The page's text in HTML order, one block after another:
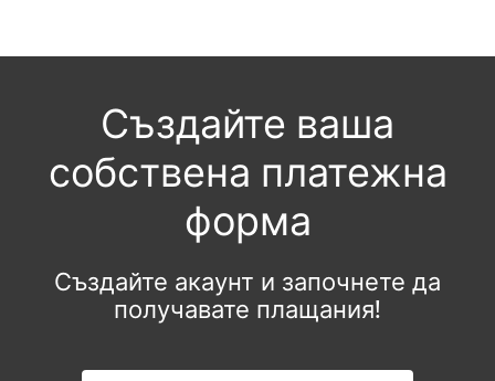
Създайте ваша
собствена платежна
форма
Създайте акаунт и започнете да
получавате плащания!